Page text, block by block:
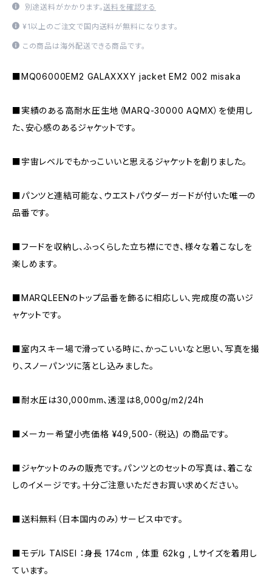
別途送料がかかります。送料を確認する
¥1以上のご注文で国内送料が無料になります。
この商品は海外配送できる商品です。
■MQ06000EM2 GALAXXXY jacket EM2 002 misaka
■実績のある高耐水圧生地（MARQ-30000 AQMX）を使用し
た、安心感のあるジャケットです。
■宇宙レベルでもかっこいいと思えるジャケットを創りました。
■パンツと連結可能な、ウエストパウダーガードが付いた唯一の
品番です。
■フードを収納し、ふっくらした立ち襟にでき、様々な着こなしを
楽しめます。
■MARQLEENのトップ品番を飾るに相応しい、完成度の高いジ
ャケットです。
■室内スキー場で滑っている時に、かっこいいなと思い、写真を撮
り、スノーパンツに落とし込みました。
■耐水圧は30,000mm、透湿は8,000g/m2/24h
■メーカー希望小売価格 ¥49,500-（税込) の商品です。
■ジャケットのみの販売です。パンツとのセットの写真は、着こな
しのイメージです。十分ご注意いただきお買い求めください。
■送料無料（日本国内のみ）サービス中です。
■モデル TAISEI ：身長 174cm , 体重 62kg , Lサイズを着用し
ています。